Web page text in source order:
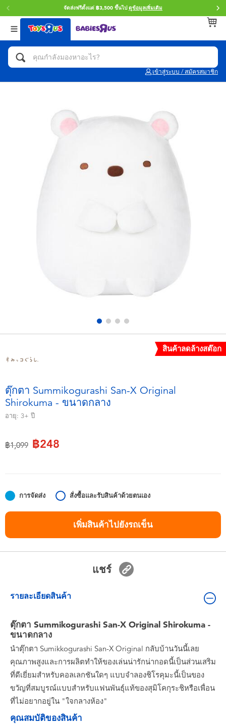
จัดส่งฟรีตั้งแต่ ฿3,500 ขึ้นไป ดูข้อมูลเพิ่มเติม
เข้าสู่ระบบ / สมัครสมาชิก
กลับ
หมวดหมู่
แอคชั่นฟิกเกอร์ และการสวมบทบาทเป็นฮีโร่
ตัวต่อและ LEGO
รถของเล่น, รถบรรทุกของเล่น, รถไฟของเล่น
และรีโมทบังคับ
กิจกรรมและงานคราฟท์
อุปกรณ์อิเล็คทรอนิกส์
กิจกรรมกลางแจ้งและกีฬา
ของเล่นนุ่มนิ่ม
แบตเตอรี่
Nintendo Switch
ตัวละครเพี่อการสะสม
กลับ
แบรนด์
Toy Story ทอย สตอรี่
Star Wars
LEGOเลโก้
Blokees บล็อคคีส์
กลับ
Age
0~2 ปี
5~7 ปี
8~11 ปี
12~14 ปี
สินค้าลดล้างสต๊อก
ตุ๊กตา Summikogurashi San-X Original
Shirokuma - ขนาดกลาง
อายุ: 3+ ปี
ลดราคาจาก
฿1,099ถึง฿248
การจัดส่ง สั่งซื้อและรับสินค้าด้วยตนเอง
เพิ่มสินค้าไปยังรถเข็น
แชร์
รายละเอียดสินค้า
ตุ๊กตา Summikogurashi San-X Original Shirokuma -
ขนาดกลาง
นำตุ๊กตา Sumikkogurashi San-X Original กลับบ้านวันนี้เลย
คุณภาพสูงและการผลิตทำให้ของเล่นน่ารักน่ากอดนี้เป็นส่วนเสริม
ที่ดีเยี่ยมสำหรับคอลเลกชันใดๆ แบบจำลองชิโรคุมะนี้เป็นของ
ขวัญที่สมบูรณ์แบบสำหรับแฟนพันธุ์แท้ของสุมิโคกุระชิหรือเพื่อน
ที่ไม่อยากอยู่ใน "ใจกลางห้อง"
คุณสมบัติของสินค้า